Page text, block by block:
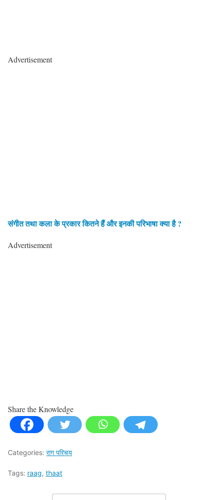
Advertisement
संगीत तथा कलाके प्रकार कितने हैं और इनकी परिभाषा क्या है ?
Advertisement
Share the Knowledge
Categories: राग परिचय
Tags: raag, thaat